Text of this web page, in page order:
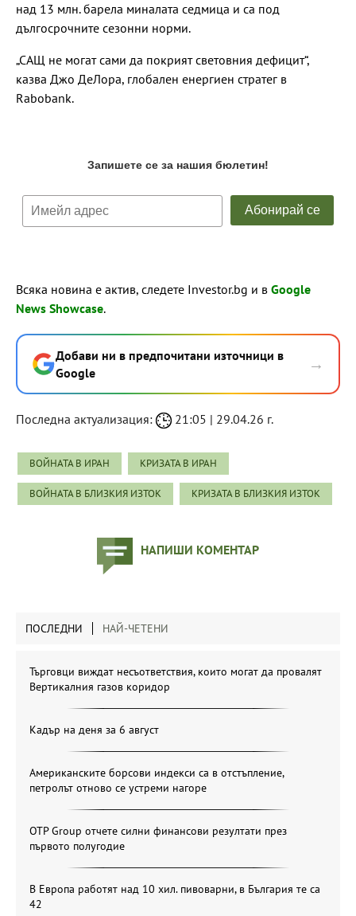
над 13 млн. барела миналата седмица и са под
дългосрочните сезонни норми.
„САЩ не могат сами да покрият световния дефицит“,
казва Джо ДеЛора, глобален енергиен стратег в
Rabobank.
Всяка новина е актив, следете Investor.bg и в Google
News Showcase.
Добави ни в предпочитани източници в
Google
→
Последна актуализация: 21:05 | 29.04.26 г.
ВОЙНАТА В ИРАН КРИЗАТА В ИРАН
ВОЙНАТА В БЛИЗКИЯ ИЗТОК КРИЗАТА В БЛИЗКИЯ ИЗТОК
НАПИШИ КОМЕНТАР
ПОСЛЕДНИ НАЙ-ЧЕТЕНИ
Търговци виждат несъответствия, които могат да провалят
Вертикалния газов коридор
Кадър на деня за 6 август
Американските борсови индекси са в отстъпление,
петролът отново се устреми нагоре
OTP Group отчете силни финансови резултати през
първото полугодие
В Европа работят над 10 хил. пивоварни, в България те са
42